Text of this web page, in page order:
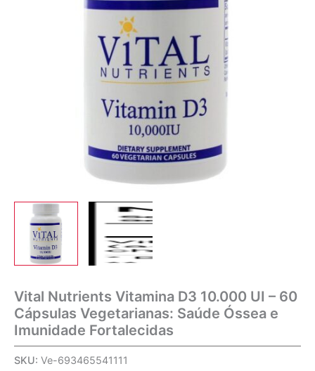
Vital Nutrients Vitamina D3 10.000 UI – 60
Cápsulas Vegetarianas: Saúde Óssea e
Imunidade Fortalecidas
SKU: Ve-693465541111